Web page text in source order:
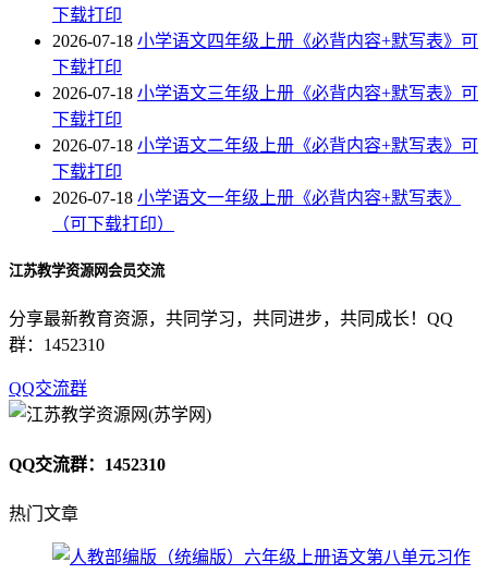
下载打印
2026-07-18 小学语文四年级上册《必背内容+默写表》可
下载打印
2026-07-18 小学语文三年级上册《必背内容+默写表》可
下载打印
2026-07-18 小学语文二年级上册《必背内容+默写表》可
下载打印
2026-07-18 小学语文一年级上册《必背内容+默写表》
（可下载打印）
江苏教学资源网会员交流
分享最新教育资源，共同学习，共同进步，共同成长！QQ
群：1452310
QQ交流群
QQ交流群：1452310
热门文章